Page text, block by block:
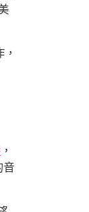
，
音